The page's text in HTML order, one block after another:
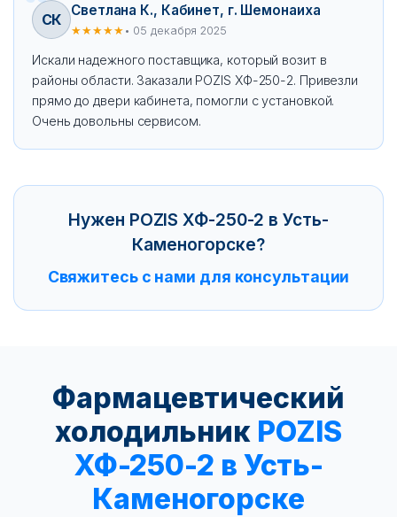
СК
Светлана К., Кабинет, г. Шемонаиха
★★★★★ • 05 декабря 2025
Искали надежного поставщика, который возит в
районы области. Заказали POZIS ХФ-250-2. Привезли
прямо до двери кабинета, помогли с установкой.
Очень довольны сервисом.
Нужен POZIS ХФ-250-2 в Усть-
Каменогорске?
Свяжитесь с нами для консультации
Фармацевтический
холодильник POZIS
ХФ-250-2 в Усть-
Каменогорске